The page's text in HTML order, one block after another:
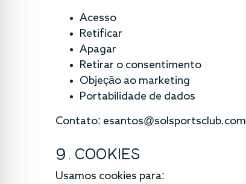
Acesso
Retificar
Apagar
Retirar o consentimento
Objeção ao marketing
Portabilidade de dados
Contato: esantos@solsportsclub.com
9. COOKIES
Usamos cookies para: